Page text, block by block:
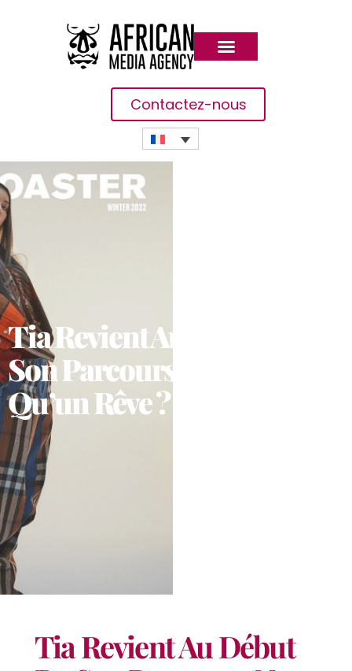
Contactez-nous
Tia Revient Au Début De
Son Parcours, Ne Fut-Ce
Qu’un Rêve ?
Tia Revient Au Début